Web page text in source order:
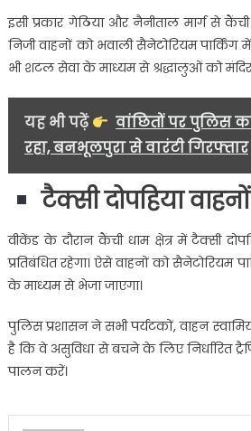
इसी प्रकार गेठिया और नैनीताल मार्ग से
निजी वाहनों को भवाली सैनेटोरियम पार्किंग
भी शटल सेवा के माध्यम से श्रद्धालुओं को
यह भी पढ़ें
वांछितों पर पुलिस
रहा, बनभूलपुरा से वारंटी गिरफ्तार
टैक्सी दोपहिया
वीकेंड के दौरान कैंची धाम क्षेत्र में टैक्सी
प्रतिबंधित रहेगा। ऐसे वाहनों को सैनेटोरियम
के माध्यम से भेजा जाएगा।
पुलिस प्रशासन ने सभी पर्यटकों, वाहन
है कि वे असुविधा से बचने के लिए निर्धारित
पालन करें।